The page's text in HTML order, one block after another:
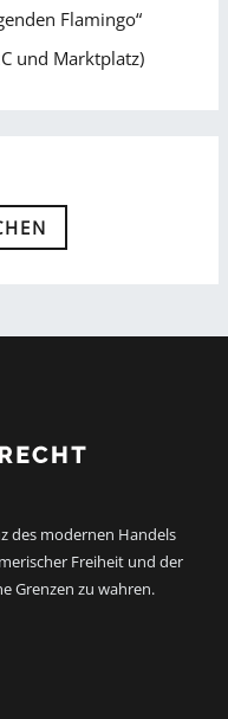
Flamingo“
und Marktplatz)
des modernen Handels
Freiheit und der
Grenzen zu wahren.